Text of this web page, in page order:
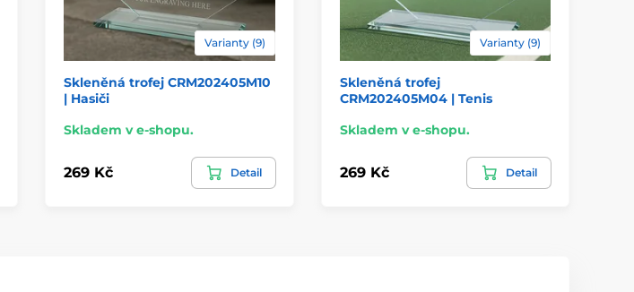
Varianty (9)
Skleněná trofej CRM202405M10
| Hasiči
Skladem v e-shopu.
269 Kč Detail
Varianty (9)
Skleněná trofej
CRM202405M04 | Tenis
Skladem v e-shopu.
269 Kč Detail